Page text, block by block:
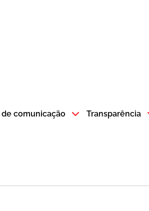
SP GOV BR direciona para a página inicial
de comunicação Transparência